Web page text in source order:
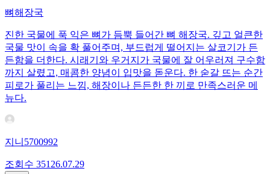
뼈해장국
진한 국물에 푹 익은 뼈가 듬뿍 들어간 뼈 해장국. 깊고 얼큰한
국물 맛이 속을 확 풀어주며, 부드럽게 떨어지는 살코기가 든
든함을 더한다. 시래기와 우거지가 국물에 잘 어우러져 구수함
까지 살렸고, 매콤한 양념이 입맛을 돋운다. 한 숟갈 뜨는 순간
피로가 풀리는 느낌, 해장이나 든든한 한 끼로 만족스러운 메
뉴다.
지니5700992
조회수 351 26.07.29